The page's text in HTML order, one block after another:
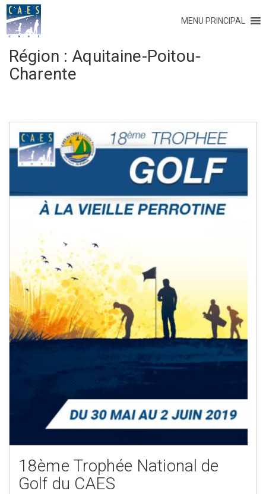
MENU PRINCIPAL
Région : Aquitaine-Poitou-
Charente
18ème Trophée National de
Golf du CAES